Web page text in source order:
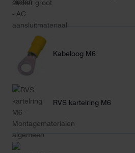
Kabeloog M6
RVS kartelring M6